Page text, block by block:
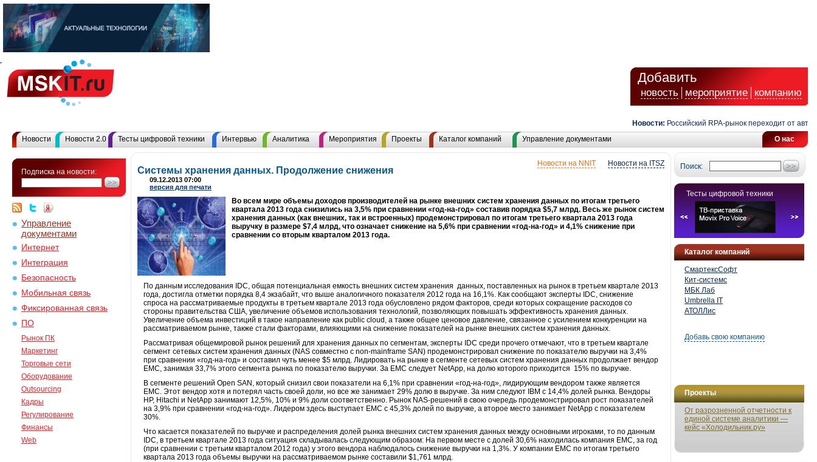
Добавить
новость мероприятие компанию
Новости: Российский RPA-рынок переходит от
О нас
Новости Новости 2.0 Тесты цифровой техники Интервью Аналитика Мероприятия Проекты Каталог компаний Управление документами
Подписка на новости:
Управление
документами
Интернет
Интеграция
Безопасность
Мобильная связь
Фиксированная связь
ПО
Рынок ПК
Маркетинг
Торговые сети
Оборудование
Outsourcing
Кадры
Регулирование
Финансы
Web
Поиск:
Тесты цифровой техники
Каталог компаний
СмартексСофт
Кит-системс
МБК Лаб
Umbrella IT
АТОЛЛис
Добавь свою компанию
Проекты
От разрозненной отчетности к
единой системе аналитики —
кейс «Холодильник.ру»
Новости на ITSZ
Новости на NNIT
Системы хранения данных. Продолжение снижения
09.12.2013 07:00
версия для печати
Во всем мире объемы доходов производителей на рынке внешних систем хранения данных по итогам третьего
квартала 2013 года снизились на 3,5% при сравнении «год-на-год» составив порядка $5,7 млрд. Весь же рынок систем
хранения данных (как внешних, так и встроенных) продемонстрировал по итогам третьего квартала 2013 года
выручку в размере $7,4 млрд, что означает снижение на 5,6% при сравнении «год-на-год» и 4,1% снижение при
сравнении со вторым кварталом 2013 года.
По данным исследования IDC, общая потенциальная емкость внешних систем хранения данных, поставленных на рынок в третьем квартале 2013
года, достигла отметки порядка 8,4 экзабайт, что выше аналогичного показателя 2012 года на 16,1%. Как сообщают эксперты IDC, снижение
спроса на рассматриваемые продукты в третьем квартале 2013 года обусловлено рядом факторов, среди которых сокращение расходов со
стороны правительства США, увеличение объемов использования технологий, позволяющих повышать эффективность хранения данных.
Увеличение объема инвестиций в такое направление как public cloud, а также общее ценовое давление, связанное с усилением конкуренции на
рассматриваемом рынке, также стали факторами, влияющими на снижение показателей на рынке внешних систем хранения данных.
Рассматривая общемировой рынок решений для хранения данных по сегментам, эксперты IDC среди прочего отмечают, что в третьем квартале
сегмент сетевых систем хранения данных (NAS совместно с non-mainframe SAN) продемонстрировал снижение по показателю выручки на 3,4%
при сравнении «год-на-год» и составил чуть менее $5 млрд. Лидировать на рынке в сегменте сетевых систем хранения данных продолжает вендор
EMC, занимая 33,7% этого сегмента рынка по показателю выручки. За EMC следует NetApp, на долю которого приходится 15% по выручке.
В сегменте решений Open SAN, который снизил свои показатели на 6,1% при сравнении «год-на-год», лидирующим вендором также является
EMC. Этот вендор хотя и потерял часть своей доли, но все же занимает 29% долю в выручке. За ним следуют IBM с 14,4% долей рынка. Вендоры
HP, Hitachi и NetApp занимают 12,5%, 10% и 9% доли соответственно. Рынок NAS-решений в свою очередь продемонстрировал рост показателей
на 3,9% при сравнении «год-на-год». Лидером здесь выступает EMC с 45,3% долей по выручке, а второе место занимает NetApp с показателем
30%.
Что касается показателей по выручке и распределения долей рынка внешних систем хранения данных между основными игроками, то по данным
IDC, в третьем квартале 2013 года ситуация складывалась следующим образом: На первом месте с долей 30,6% находилась компания EMC, за год
(при сравнении с третьим кварталом 2012 года) у этого вендора наблюдалось снижение выручки на 1,3%. У компании EMC по итогам третьего
квартала 2013 года объемы выручки на рассматриваемом рынке составили $1,761 млрд.